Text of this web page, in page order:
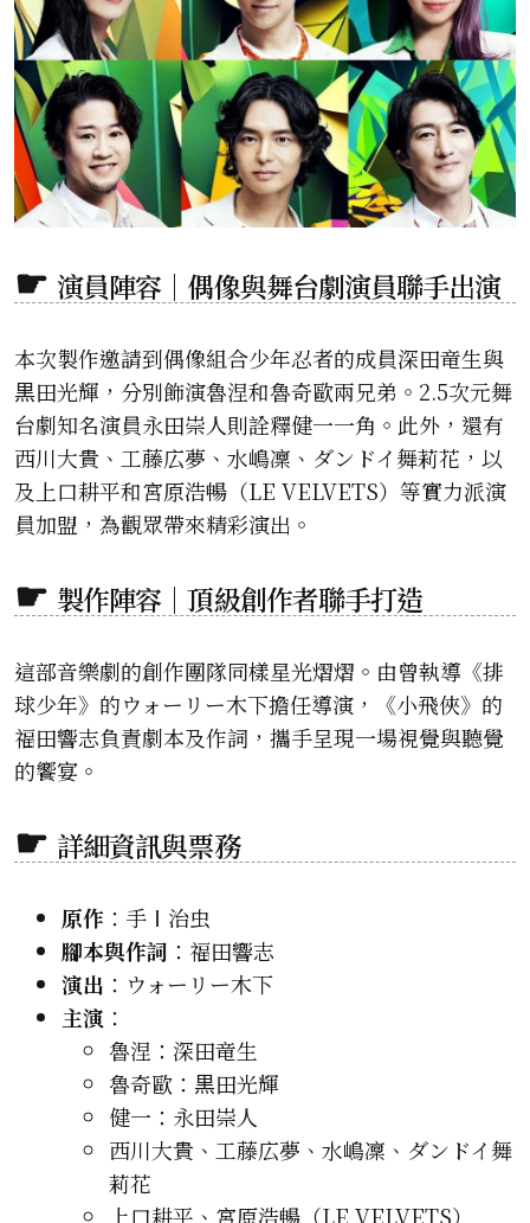
演員陣容｜偶像與舞台劇演員聯手出演
本次製作邀請到偶像組合少年忍者的成員深田竜生與
黒田光輝，分別飾演魯涅和魯奇歐兩兄弟。2.5次元舞
台劇知名演員永田崇人則詮釋健一一角。此外，還有
西川大貴、工藤広夢、水嶋凜、ダンドイ舞莉花，以
及上口耕平和宮原浩暢（LE VELVETS）等實力派演
員加盟，為觀眾帶來精彩演出。
製作陣容｜頂級創作者聯手打造
這部音樂劇的創作團隊同樣星光熠熠。由曾執導《排
球少年》的ウォーリー木下擔任導演，《小飛俠》的
福田響志負責劇本及作詞，攜手呈現一場視覺與聽覺
的饗宴。
詳細資訊與票務
原作 ：手Ⅰ治虫
腳本與作詞 ：福田響志
演出 ：ウォーリー木下
主演 ：
魯涅：深田竜生
魯奇歐：黒田光輝
健一：永田崇人
西川大貴、工藤広夢、水嶋凜、ダンドイ舞
莉花
上口耕平、宮原浩暢（LE VELVETS）